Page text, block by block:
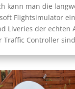
kann man die
Flightsimulator
Liveries der echten
Traffic Controller